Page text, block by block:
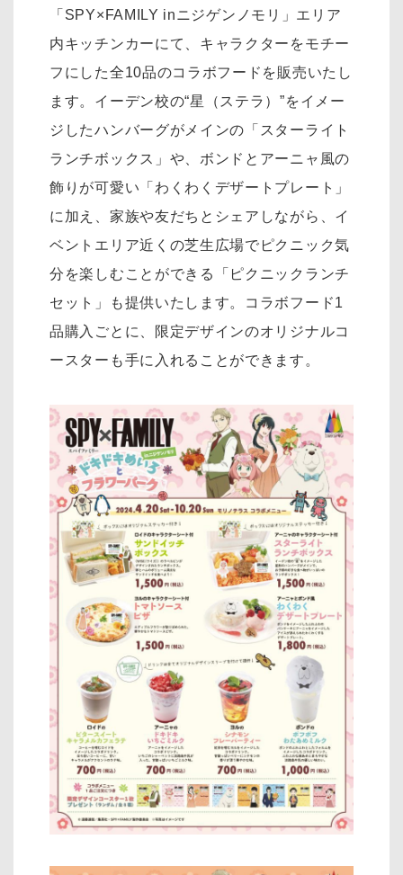
「SPY×FAMILY inニジゲンノモリ」エリア
内キッチンカーにて、キャラクターをモチー
フにした全10品のコラボフードを販売いたし
ます。イーデン校の“星（ステラ）”をイメー
ジしたハンバーグがメインの「スターライト
ランチボックス」や、ボンドとアーニャ風の
飾りが可愛い「わくわくデザートプレート」
に加え、家族や友だちとシェアしながら、イ
ベントエリア近くの芝生広場でピクニック気
分を楽しむことができる「ピクニックランチ
セット」も提供いたします。コラボフード1
品購入ごとに、限定デザインのオリジナルコ
ースターも手に入れることができます。